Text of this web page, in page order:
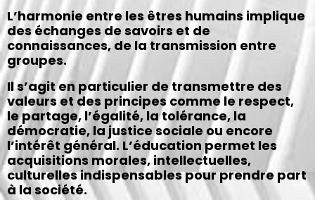
L’harmonie entre les êtres humains implique
des échanges de savoirs et de
connaissances, de la transmission entre
groupes.
Il s’agit en particulier de transmettre des
valeurs et des principes comme le respect,
le partage, l’égalité, la tolérance, la
démocratie, la justice sociale ou encore
l’intérêt général. L’éducation permet les
acquisitions morales, intellectuelles,
culturelles indispensables pour prendre part
à la société.